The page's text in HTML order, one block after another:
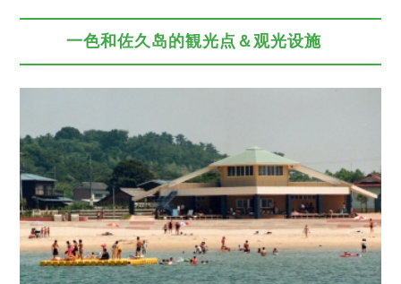
一色和佐久岛的観光点＆观光设施